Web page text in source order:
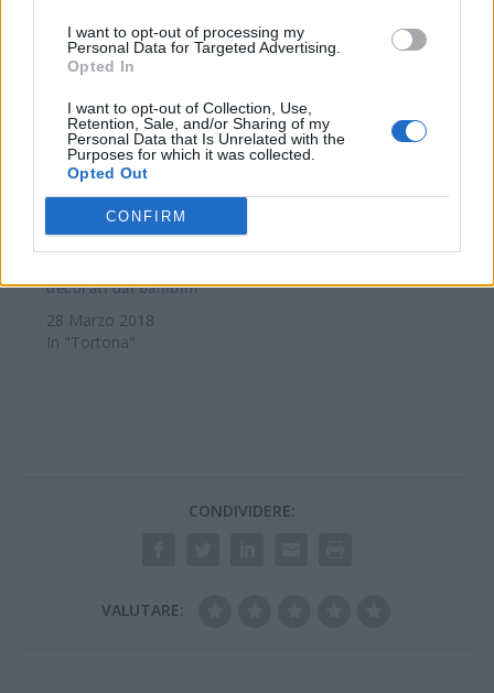
I want to opt-out of processing my
Personal Data for Targeted Advertising.
Opted In
I want to opt-out of Collection, Use,
Retention, Sale, and/or Sharing of my
Personal Data that Is Unrelated with the
Purposes for which it was collected.
Opted Out
CONFIRM
In "Tortona"
7 Aprile 2018
Fino a sabato al
Centro Commerciale
decorati dai bambini
28 Marzo 2018
In "Tortona"
CONDIVIDERE:
VALUTARE: